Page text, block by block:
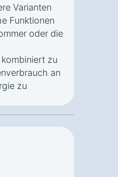
Varianten
Funktionen
oder die
zu
an
zu